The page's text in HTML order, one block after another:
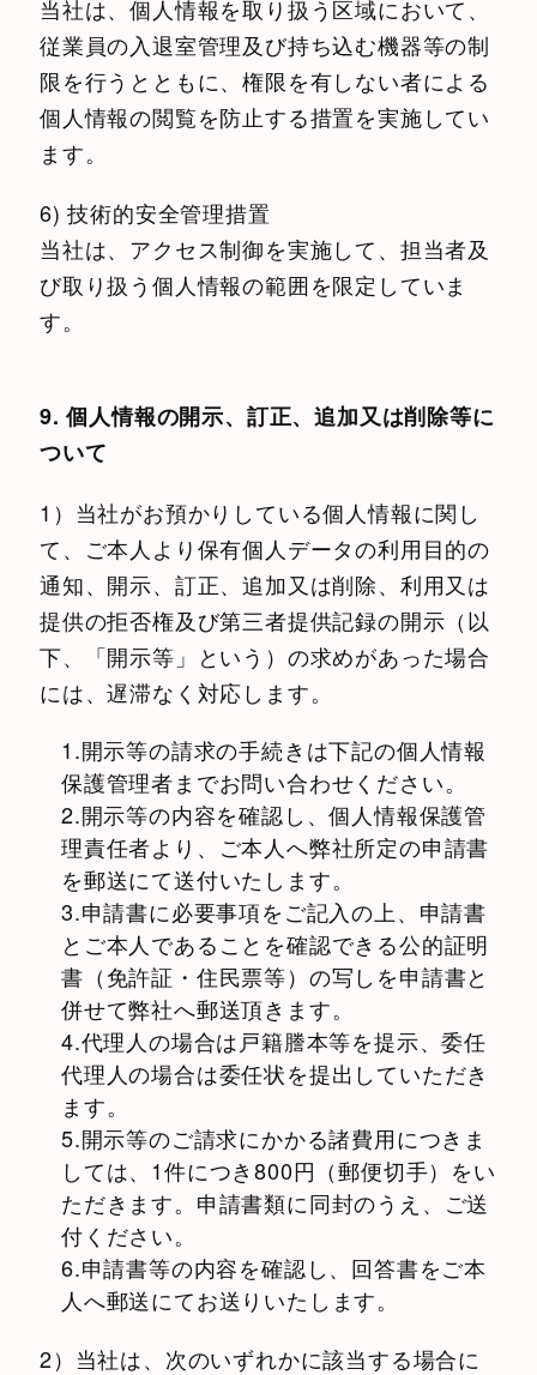
当社は、個人情報を取り扱う区域において、
従業員の入退室管理及び持ち込む機器等の制
限を行うとともに、権限を有しない者による
個人情報の閲覧を防止する措置を実施してい
ます。
6) 技術的安全管理措置
当社は、アクセス制御を実施して、担当者及
び取り扱う個人情報の範囲を限定していま
す。
9. 個人情報の開示、訂正、追加又は削除等に
ついて
1）当社がお預かりしている個人情報に関し
て、ご本人より保有個人データの利用目的の
通知、開示、訂正、追加又は削除、利用又は
提供の拒否権及び第三者提供記録の開示（以
下、「開示等」という）の求めがあった場合
には、遅滞なく対応します。
1.開示等の請求の手続きは下記の個人情報
保護管理者までお問い合わせください。
2.開示等の内容を確認し、個人情報保護管
理責任者より、ご本人へ弊社所定の申請書
を郵送にて送付いたします。
3.申請書に必要事項をご記入の上、申請書
とご本人であることを確認できる公的証明
書（免許証・住民票等）の写しを申請書と
併せて弊社へ郵送頂きます。
4.代理人の場合は戸籍謄本等を提示、委任
代理人の場合は委任状を提出していただき
ます。
5.開示等のご請求にかかる諸費用につきま
しては、1件につき800円（郵便切手）をい
ただきます。申請書類に同封のうえ、ご送
付ください。
6.申請書等の内容を確認し、回答書をご本
人へ郵送にてお送りいたします。
2）当社は、次のいずれかに該当する場合に